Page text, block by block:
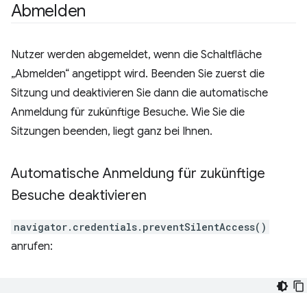
Abmelden
Nutzer werden abgemeldet, wenn die Schaltfläche
„Abmelden“ angetippt wird. Beenden Sie zuerst die
Sitzung und deaktivieren Sie dann die automatische
Anmeldung für zukünftige Besuche. Wie Sie die
Sitzungen beenden, liegt ganz bei Ihnen.
Automatische Anmeldung für zukünftige
Besuche deaktivieren
navigator.credentials.preventSilentAccess()
anrufen: